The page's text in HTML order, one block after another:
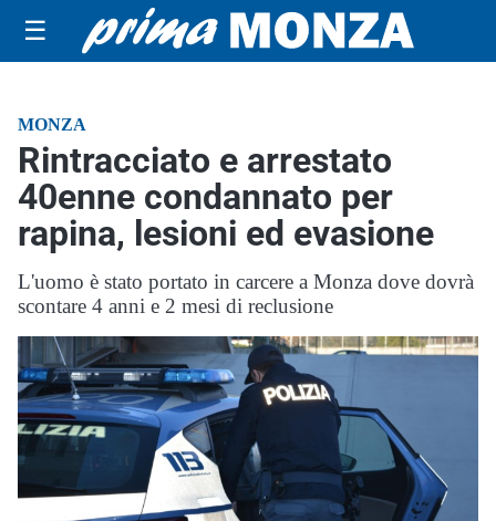
☰
MONZA
Rintracciato e arrestato
40enne condannato per
rapina, lesioni ed evasione
L'uomo è stato portato in carcere a Monza dove dovrà
scontare 4 anni e 2 mesi di reclusione